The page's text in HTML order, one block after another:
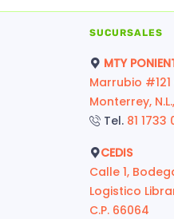
SUCURSALES
MTY
Marrubio
Monterrey,
Tel. 81 1733
CEDIS
Calle 1,
Logistico
C.P. 66064